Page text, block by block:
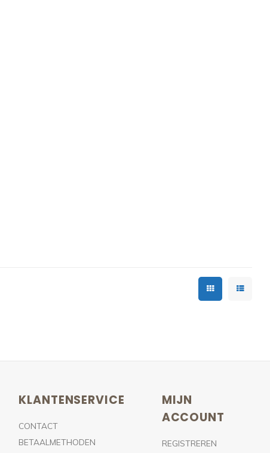
KLANTENSERVICE
CONTACT
BETAALMETHODEN
MIJN
ACCOUNT
REGISTREREN